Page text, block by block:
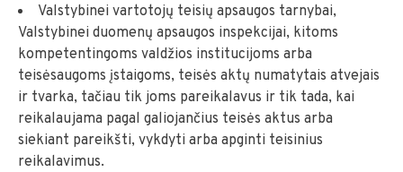
Valstybinei vartotojų teisių apsaugos tarnybai,
Valstybinei duomenų apsaugos inspekcijai, kitoms
kompetentingoms valdžios institucijoms arba
teisėsaugoms įstaigoms, teisės aktų numatytais atvejais
ir tvarka, tačiau tik joms pareikalavus ir tik tada, kai
reikalaujama pagal galiojančius teisės aktus arba
siekiant pareikšti, vykdyti arba apginti teisinius
reikalavimus.